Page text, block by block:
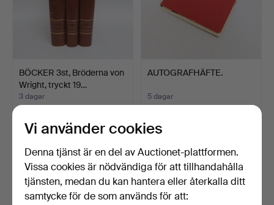
BÖCKER 3st, Bröderna von
Wright, tryckt 19…
3 dagar
263 USD
AUTOGRAFHÄFTE.
5 dagar
53 USD
Vi använder cookies
Denna tjänst är en del av Auctionet-plattformen.
Vissa cookies är nödvändiga för att tillhandahålla
tjänsten, medan du kan hantera eller återkalla ditt
samtycke för de som används för att: